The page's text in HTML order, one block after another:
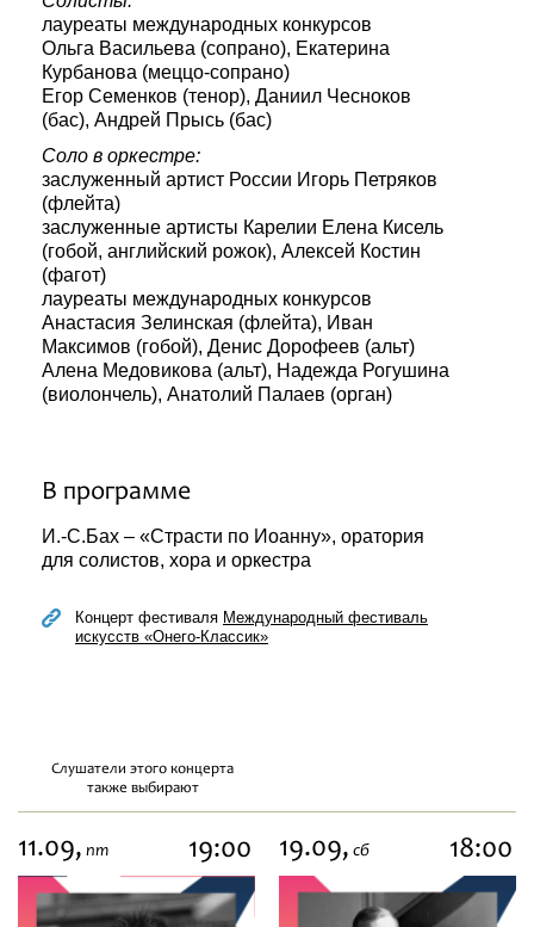
лауреаты международных конкурсов
Ольга Васильева (сопрано), Екатерина
Курбанова (меццо-сопрано)
Егор Семенков (тенор), Даниил Чесноков
(бас), Андрей Прысь (бас)
Соло в оркестре:
заслуженный артист России Игорь Петряков
(флейта)
заслуженные артисты Карелии Елена Кисель
(гобой, английский рожок), Алексей Костин
(фагот)
лауреаты международных конкурсов
Анастасия Зелинская (флейта), Иван
Максимов (гобой), Денис Дорофеев (альт)
Алена Медовикова (альт), Надежда Рогушина
(виолончель), Анатолий Палаев (орган)
В программе
И.-С.Бах – «Страсти по Иоанну», оратория
для солистов, хора и оркестра
Концерт фестиваля Международный фестиваль
искусств «Онего-Классик»
Слушатели этого концерта
также выбирают
11.09, пт 19:00 19.09, сб 18:00